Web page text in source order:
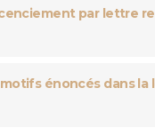
par lettre
énoncés dans la